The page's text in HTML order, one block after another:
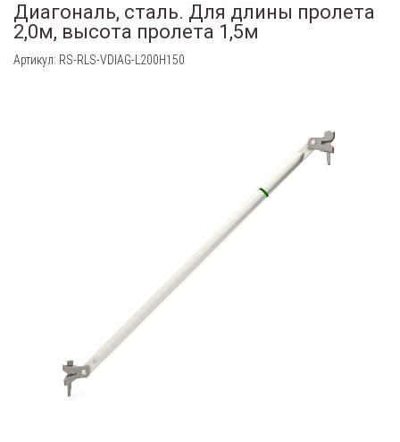
Диагональ, сталь. Для длины пролета
2,0м, высота пролета 1,5м
Артикул: RS-RLS-VDIAG-L200H150